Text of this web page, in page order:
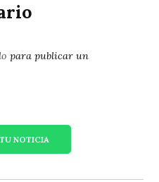
para publicar un
NOTICIA